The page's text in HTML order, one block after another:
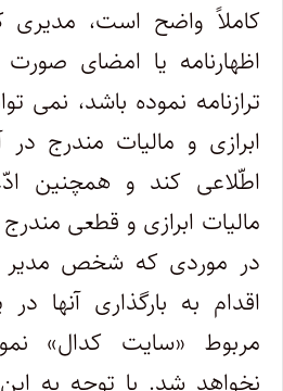
کاملاً واضح است، مدیری
اظهارنامه یا امضای
ترازنامه نموده باشد، نمی
ابرازی و مالیات مندرج در
اطّلاعی کند و همچنین
مالیات ابرازی و قطعی
در موردی که شخص
اقدام به بارگذاری آنها در
مربوط «سایت کدال»
نخواهد شد. با توجه به